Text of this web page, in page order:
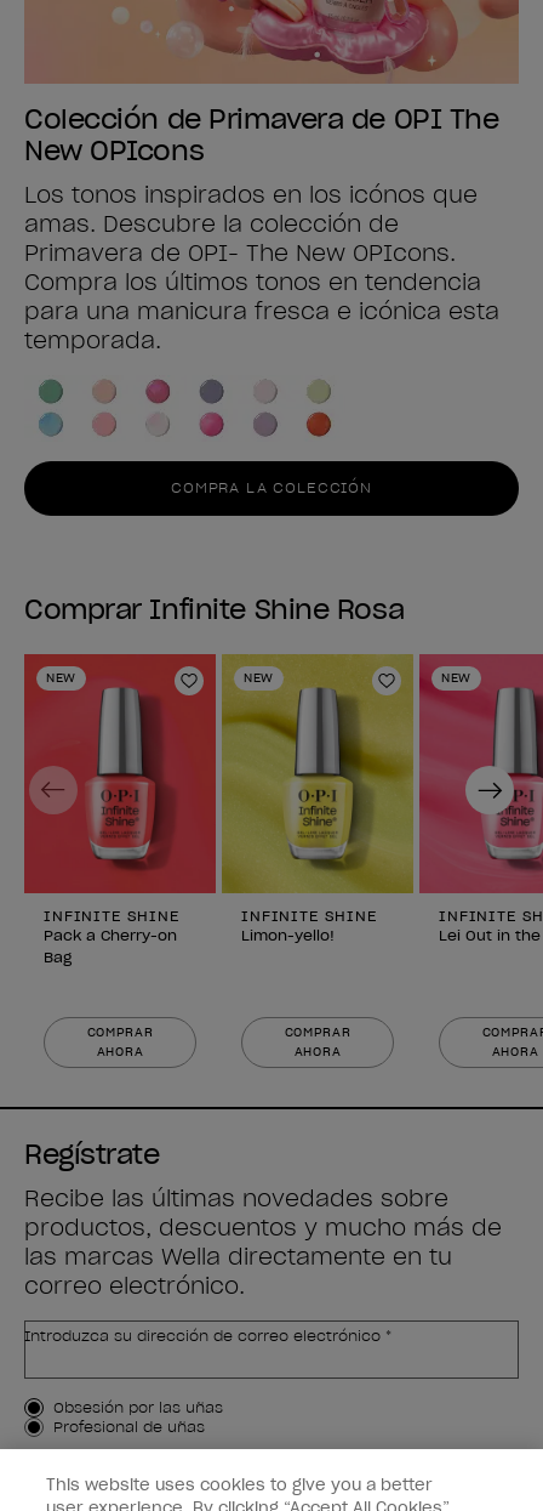
Colección de Primavera de OPI The
New OPIcons
Los tonos inspirados en los icónos que
amas. Descubre la colección de
Primavera de OPI- The New OPIcons.
Compra los últimos tonos en tendencia
para una manicura fresca e icónica esta
temporada.
COMPRA LA COLECCIÓN
Comprar Infinite Shine Rosa
NEW
Añadir a la lista de deseos
INFINITE SHINE
Pack a Cherry-on
Bag
COMPRAR
AHORA
NEW
Añadir a la
INFINITE SHINE
Limon-yello!
COMPRAR
AHORA
NEW
INFINITE
Lei Out in
AHORA
Previous Next
Regístrate
Recibe las últimas novedades sobre
productos, descuentos y mucho más de
las marcas Wella directamente en tu
correo electrónico.
Introduzca su dirección de correo electrónico *
Tipo de cliente
Obsesión por las uñas
Profesional de uñas
APÚNTAME
This website uses cookies to give you a better